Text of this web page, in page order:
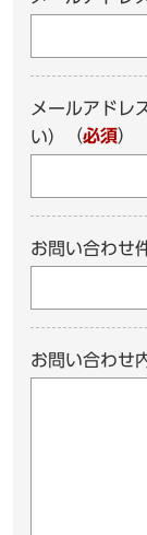
メールアドレ
い）
（必須）
お問い合わせ
お問い合わせ